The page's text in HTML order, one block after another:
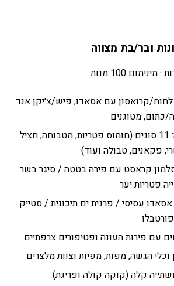
ובר/בת מצווה
100 מנות
קרואסון עם אסאדו, פיש/צ׳יקן אנד
כתום, מטוגנים
מנה ראשונה: 11 סוגים (חומוס פטריות, מטבוחה, חציל
פקאנים, טבולה ועוד)
סלמון קראסט עם פירה בטטה / סיגר בשר
פטריות יער
עסיסי / פרגית ים תיכונית / סטייק
עם פירות העונה ופטיפורים צרפתיים
וכלי הגשה, מפות, מפיות וצוות מלצרים
קלה (קוקה קולה ופריגת)